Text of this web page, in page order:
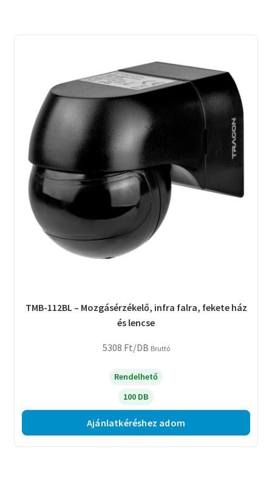
TMB-112BL – Mozgásérzékelő, infra falra, fekete ház
és lencse
5308 Ft/DB Bruttó
Rendelhető
100 DB
Ajánlatkéréshez adom